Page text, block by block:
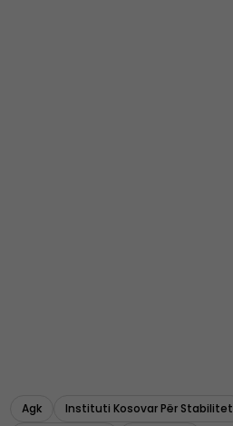
Agk Instituti Kosovar Për Stabilitet